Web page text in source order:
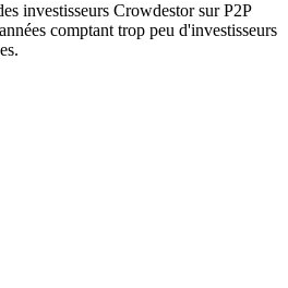
investisseurs Crowdestor sur P2P
comptant trop peu d'investisseurs